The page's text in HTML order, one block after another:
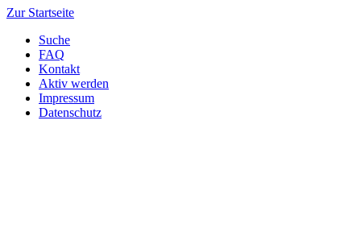
Zur Startseite
Suche
FAQ
Kontakt
Aktiv werden
Impressum
Datenschutz